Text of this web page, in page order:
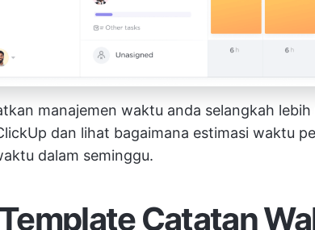
manajemen waktu anda selangkah
dan lihat bagaimana estimasi waktu
dalam seminggu.
Catatan